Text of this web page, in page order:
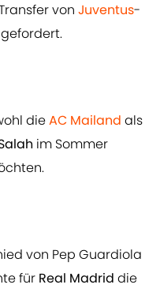
von Juventus-
gefordert.
dieAC Mailand als
im Sommer
von Pep Guardiola
für Real Madrid die